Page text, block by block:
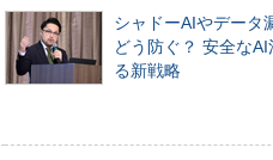
シャドーAIやデータ
どう防ぐ？ 安全な
る新戦略